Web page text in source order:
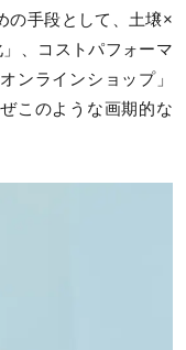
の手段として、土壌×
、コストパフォーマ
ンラインショップ」
このような画期的な